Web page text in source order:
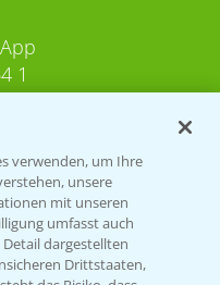
1
verwenden, um Ihre
unsere
mit unseren
umfasst auch
dargestellten
Drittstaaten,